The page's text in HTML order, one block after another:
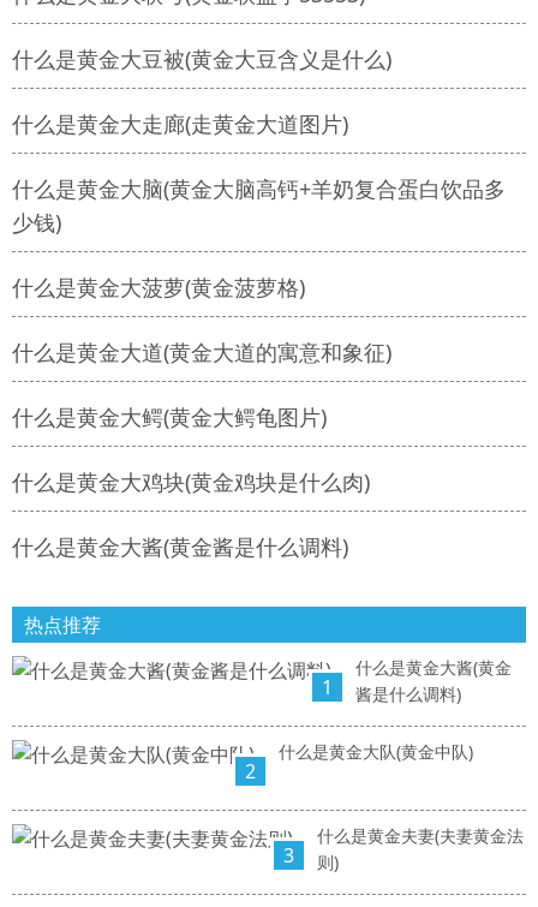
什么是黄金大豆被(黄金大豆含义是什么)
什么是黄金大走廊(走黄金大道图片)
什么是黄金大脑(黄金大脑高钙+羊奶复合蛋白饮品多
少钱)
什么是黄金大菠萝(黄金菠萝格)
什么是黄金大道(黄金大道的寓意和象征)
什么是黄金大鳄(黄金大鳄龟图片)
什么是黄金大鸡块(黄金鸡块是什么肉)
什么是黄金大酱(黄金酱是什么调料)
热点推荐
1
什么是黄金大酱(黄金
酱是什么调料)
2
什么是黄金大队(黄金中队)
3
什么是黄金夫妻(夫妻黄金法
则)